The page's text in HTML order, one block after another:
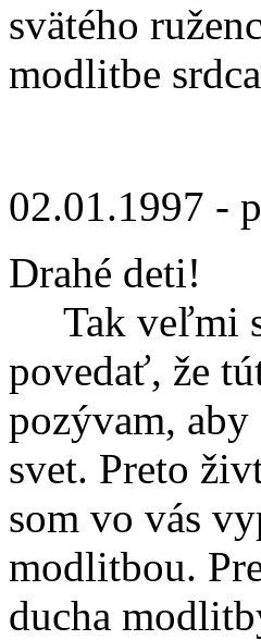
svätého
modlitbe
02.01.1997 -
Drahé deti!
Tak veľmi
povedať, že
pozývam,
svet. Preto
som vo vás
modlitbou.
ducha